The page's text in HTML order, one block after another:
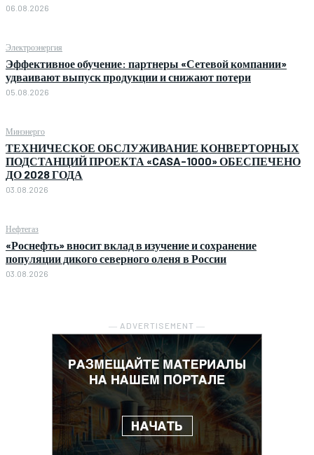
06.08.2026
Электроэнергия
Эффективное обучение: партнеры «Сетевой компании»
удваивают выпуск продукции и снижают потери
05.08.2026
Минэнерго
ТЕХНИЧЕСКОЕ ОБСЛУЖИВАНИЕ КОНВЕРТОРНЫХ
ПОДСТАНЦИЙ ПРОЕКТА «CASA-1000» ОБЕСПЕЧЕНО
ДО 2028 ГОДА
03.08.2026
Нефтегаз
«Роснефть» вносит вклад в изучение и сохранение
популяции дикого северного оленя в России
03.08.2026
― ADVERTISEMENT ―